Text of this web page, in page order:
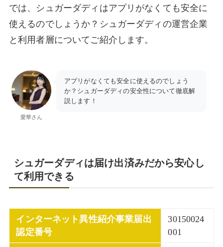
では、シュガーダディはアプリがなくても安全に
使えるのでしょうか？シュガーダディの運営企業
と利用者層についてご紹介します。
愛華さん
アプリがなくても安全に使えるのでしょう
か？シュガーダディの安全性について徹底解
説します！
シュガーダディは届け出済みだから安心し
て利用できる
インターネット異性紹介事業届出
認定番号
30150024
001